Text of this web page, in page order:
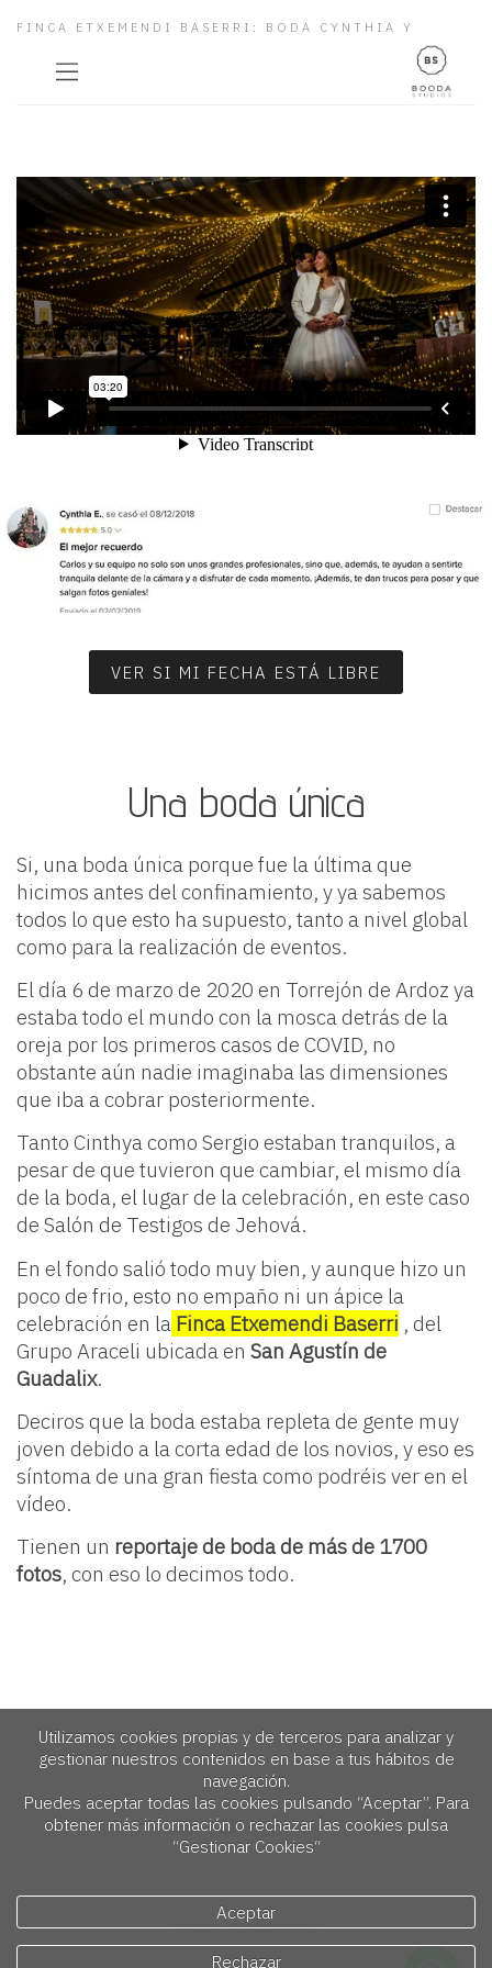
FINCA ETXEMENDI BASERRI: BODA CYNTHIA Y
VER SI MI FECHA ESTÁ LIBRE
Una boda única
Si, una boda única porque fue la última que
hicimos antes del confinamiento, y ya sabemos
todos lo que esto ha supuesto, tanto a nivel global
como para la realización de eventos.
El día 6 de marzo de 2020 en Torrejón de Ardoz ya
estaba todo el mundo con la mosca detrás de la
oreja por los primeros casos de COVID, no
obstante aún nadie imaginaba las dimensiones
que iba a cobrar posteriormente.
Tanto Cinthya como Sergio estaban tranquilos, a
pesar de que tuvieron que cambiar, el mismo día
de la boda, el lugar de la celebración, en este caso
de Salón de Testigos de Jehová.
En el fondo salió todo muy bien, y aunque hizo un
poco de frio, esto no empaño ni un ápice la
celebración en la Finca Etxemendi Baserri , del
Grupo Araceli ubicada en San Agustín de
Guadalix.
Deciros que la boda estaba repleta de gente muy
joven debido a la corta edad de los novios, y eso es
síntoma de una gran fiesta como podréis ver en el
vídeo.
Tienen un reportaje de boda de más de 1700
fotos, con eso lo decimos todo.
aviso legal
política de privacidad
política de cookies
Utilizamos cookies propias y de terceros para analizar y
gestionar nuestros contenidos en base a tus hábitos de
navegación.
Puedes aceptar todas las cookies pulsando “Aceptar”. Para
obtener más información o rechazar las cookies pulsa
“Gestionar Cookies“
Aceptar
Rechazar